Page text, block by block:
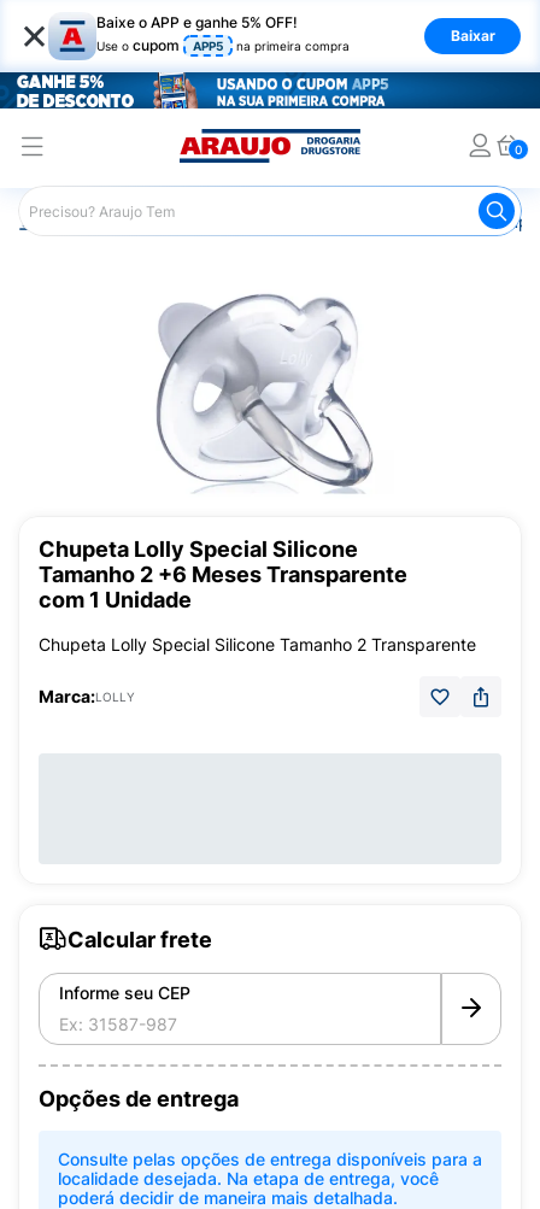
× Baixe o APP e ganhe 5% OFF!
Use o cupom APP5 na primeira compra
Baixar
0
Araujo Infantil
Chupeta Lolly Special Silicone
Tamanho 2 +6 Meses Transparente
com 1 Unidade
Chupeta Lolly Special Silicone Tamanho 2 Transparente
Marca:LOLLY
Calcular frete
Informe seu CEP
Opções de entrega
Consulte pelas opções de entrega disponíveis para a
localidade desejada. Na etapa de entrega, você
poderá decidir de maneira mais detalhada.